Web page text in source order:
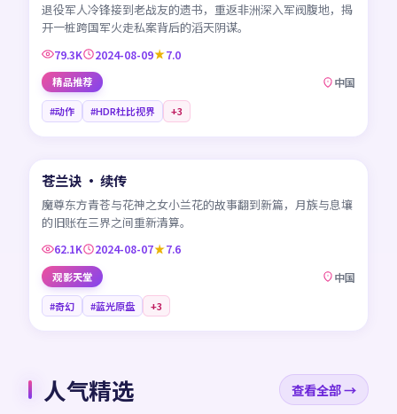
退役军人冷锋接到老战友的遗书，重返非洲深入军阀腹地，揭
开一桩跨国军火走私案背后的滔天阴谋。
79.3K 2024-08-09 7.0
精品推荐 中国
#动作 #HDR杜比视界 +3
CN
苍兰诀 · 续传
魔尊东方青苍与花神之女小兰花的故事翻到新篇，月族与息壤
的旧账在三界之间重新清算。
62.1K 2024-08-07 7.6
观影天堂 中国
#奇幻 #蓝光原盘 +3
人气精选 查看全部 →
99:34